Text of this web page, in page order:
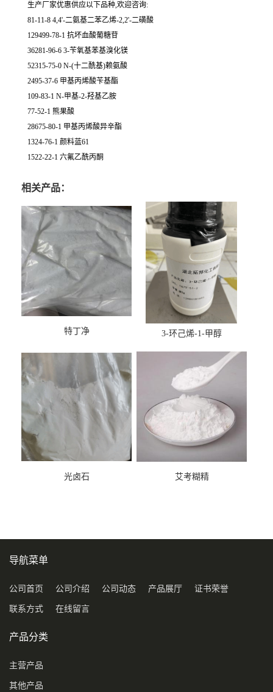
生产厂家优惠供应以下品种,欢迎咨询:
81-11-8 4,4'-二氨基二苯乙烯-2,2'-二磺酸
129499-78-1 抗坏血酸葡糖苷
36281-96-6 3-苄氧基苯基溴化镁
52315-75-0 N-(十二酰基)赖氨酸
2495-37-6 甲基丙烯酸苄基酯
109-83-1 N-甲基-2-羟基乙胺
77-52-1 熊果酸
28675-80-1 甲基丙烯酸异辛酯
1324-76-1 颜料蓝61
1522-22-1 六氟乙酰丙酮
相关产品：
特丁净 3-环己烯-1-甲醇
光卤石 艾考糊精
导航菜单
公司首页 公司介绍 公司动态 产品展厅 证书荣誉
联系方式 在线留言
产品分类
主营产品
其他产品